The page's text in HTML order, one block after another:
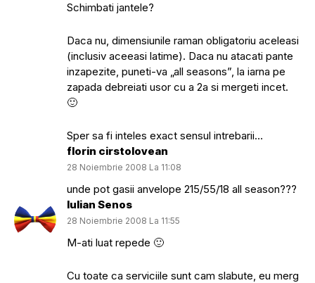
Schimbati jantele?
Daca nu, dimensiunile raman obligatoriu aceleasi
(inclusiv aceeasi latime). Daca nu atacati pante
inzapezite, puneti-va „all seasons”, la iarna pe
zapada debreiati usor cu a 2a si mergeti incet.
🙂
Sper sa fi inteles exact sensul intrebarii…
florin cirstolovean
28 Noiembrie 2008 La 11:08
unde pot gasii anvelope 215/55/18 all season???
Iulian Senos
28 Noiembrie 2008 La 11:55
M-ati luat repede 🙂
Cu toate ca serviciile sunt cam slabute, eu merg